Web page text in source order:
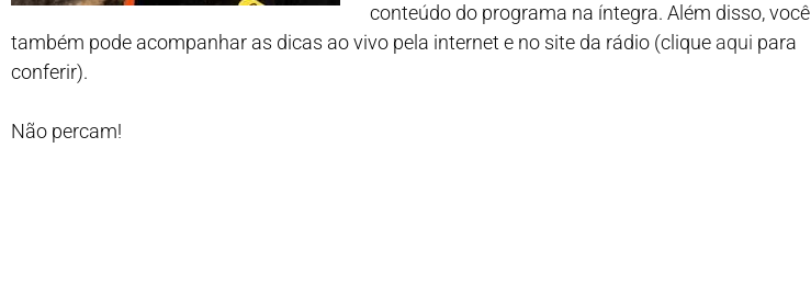
conteúdo do programa na íntegra. Além disso, você
também pode acompanhar as dicas ao vivo pela internet e no site da rádio (clique aqui para
conferir).
Não percam!